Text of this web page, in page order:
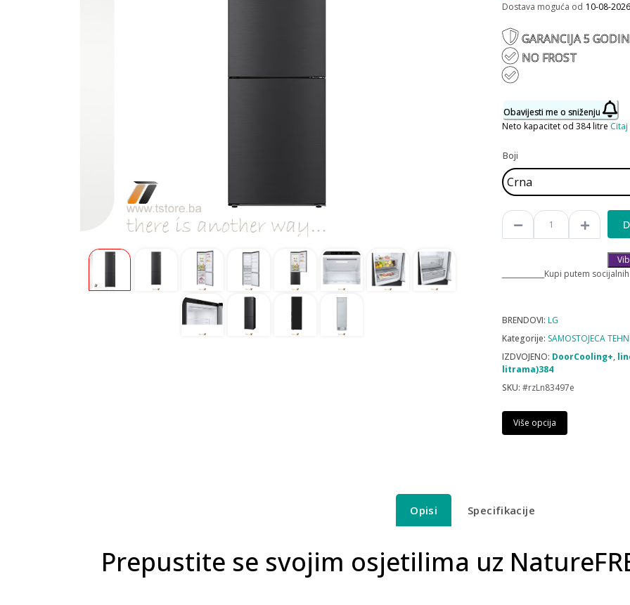
Dostava moguća od 10-08-2026
GARANCIJA 5
NO FROST
Obavijesti me o sniženju
Neto kapacitet od 384 litre Citaj
Boji
____________Kupi putem socijalnih
BRENDOVI: LG
Kategorije: SAMOSTOJECA
IZDVOJENO: DoorCooling+,
litrama)384
SKU: #rzLn83497e
Više opcija
Opisi Specifikacije
Prepustite se svojim osjetilima uz